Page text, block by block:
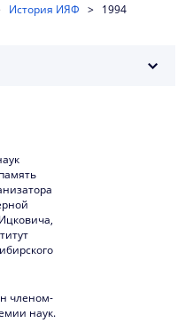
История ИЯФ > 1994
членом-
наук.